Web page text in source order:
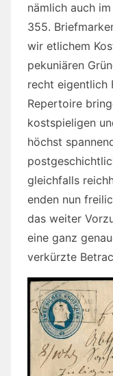
nämlich auch
355.
wir etlichem
pekuniären
recht eigentlich
Repertoire
kostspieligen
höchst
gleichfalls
enden nun
das weiter
eine ganz
verkürzte